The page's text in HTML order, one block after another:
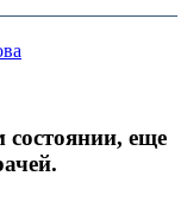
состоянии, еще